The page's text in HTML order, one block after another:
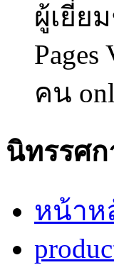
ผู้เยี่ย
Pages
คน
นิทรรศ
หน้าห